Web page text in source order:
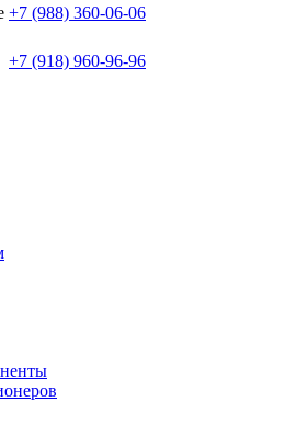
+7 (988) 360-06-06
+7 (918) 960-96-96